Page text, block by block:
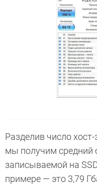
Разделив число
мы получим средний
записываемой на
примере — это 3,79